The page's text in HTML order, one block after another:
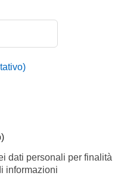
dati personali per finalità
informazioni